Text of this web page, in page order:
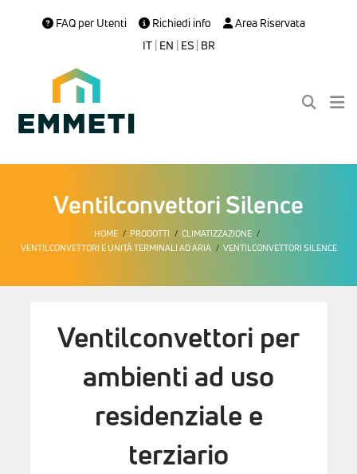
FAQ per Utenti Richiedi info
Area Riservata
IT| EN | ES| BR
Ventilconvettori Silence
HOME PRODOTTI
CLIMATIZZAZIONE
VENTILCONVETTORI E UNITÀ TERMINALI AD ARIA
VENTILCONVETTORI SILENCE
Ventilconvettori per
ambienti ad uso
residenziale e
terziario